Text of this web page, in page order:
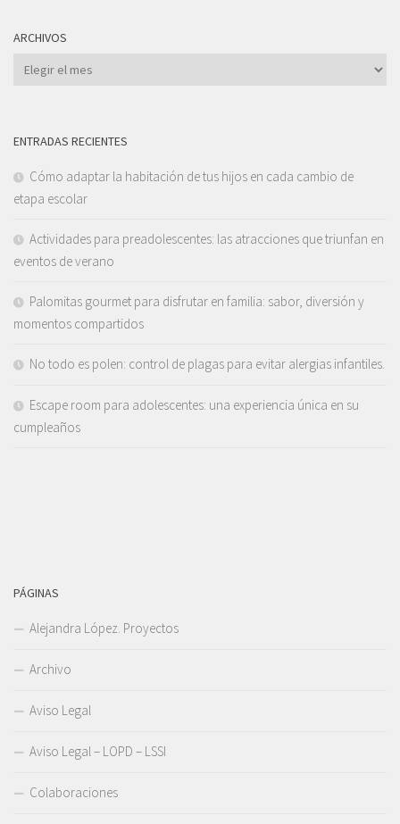
ARCHIVOS
Archivos
ENTRADAS RECIENTES
Cómo adaptar la habitación de tus hijos en cada cambio de
etapa escolar
Actividades para preadolescentes: las atracciones que triunfan en
eventos de verano
Palomitas gourmet para disfrutar en familia: sabor, diversión y
momentos compartidos
No todo es polen: control de plagas para evitar alergias infantiles.
Escape room para adolescentes: una experiencia única en su
cumpleaños
PÁGINAS
Alejandra López. Proyectos
Archivo
Aviso Legal
Aviso Legal – LOPD – LSSI
Colaboraciones